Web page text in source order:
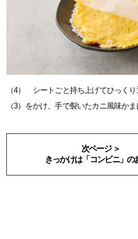
（4） シートごと持ち上げてひっくり
（3）をかけ、手で裂いたカニ風味かま
次ページ ＞
きっかけは「コンビニ」の